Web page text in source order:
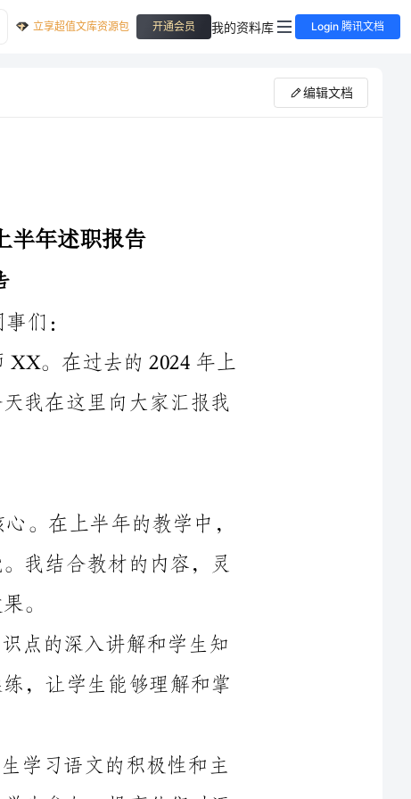
立享超值文库资源包 开通会员 我的资料库 Login 腾讯文档
编辑文档
半年，我有幸担任六年级语文教师一职，今天我在这里向大家汇报我
1.注重基础知识的讲解：我注重课堂知识点的深入讲解和学生知
2.激发学生的学习兴趣：我注重调动学生学习语文的积极性和主
动性。我设计了丰富多彩的教学活动，引导学生参与，提高他们对语